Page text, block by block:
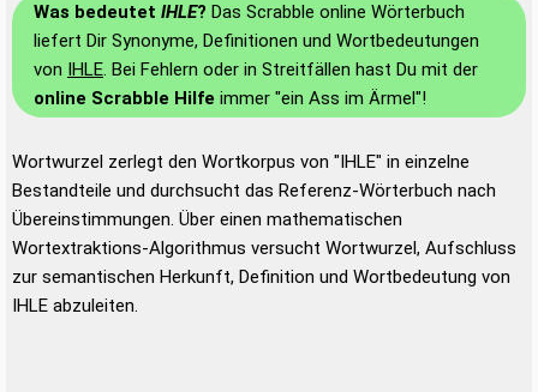
Was bedeutet IHLE? Das Scrabble online Wörterbuch
liefert Dir Synonyme, Definitionen und Wortbedeutungen
von IHLE. Bei Fehlern oder in Streitfällen hast Du mit der
online Scrabble Hilfe immer "ein Ass im Ärmel"!
Wortwurzel zerlegt den Wortkorpus von "IHLE" in einzelne
Bestandteile und durchsucht das Referenz-Wörterbuch nach
Übereinstimmungen. Über einen mathematischen
Wortextraktions-Algorithmus versucht Wortwurzel, Aufschluss
zur semantischen Herkunft, Definition und Wortbedeutung von
IHLE abzuleiten.